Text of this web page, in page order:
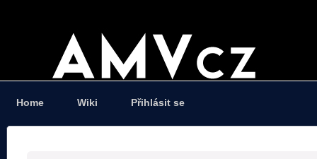
Home Wiki Přihlásit se